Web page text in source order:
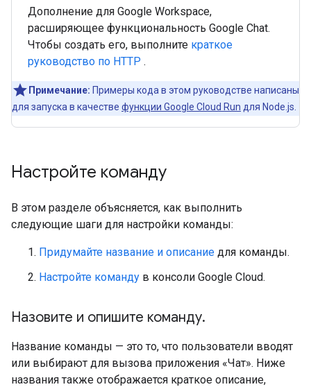
Дополнение для Google Workspace,
расширяющее функциональность Google Chat.
Чтобы создать его, выполните краткое
руководство по HTTP .
Примечание: Примеры кода в этом руководстве написаны
для запуска в качестве функции Google Cloud Run для Node.js.
Настройте команду
В этом разделе объясняется, как выполнить
следующие шаги для настройки команды:
Придумайте название и описание для команды.
Настройте команду в консоли Google Cloud.
Назовите и опишите команду.
Название команды — это то, что пользователи вводят
или выбирают для вызова приложения «Чат». Ниже
названия также отображается краткое описание,